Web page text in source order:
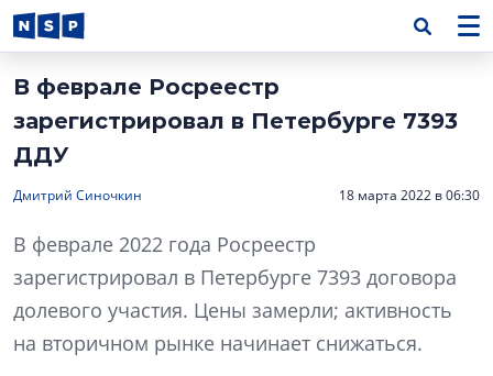
В феврале Росреестр
зарегистрировал в Петербурге 7393
ДДУ
Дмитрий Синочкин 18 марта 2022 в 06:30
В феврале 2022 года Росреестр
зарегистрировал в Петербурге 7393 договора
долевого участия. Цены замерли; активность
на вторичном рынке начинает снижаться.